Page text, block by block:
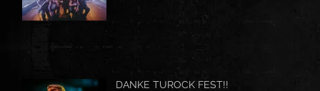
DANKE TUROCK FEST!!